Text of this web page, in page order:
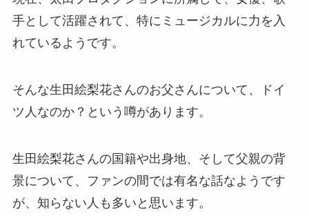
手として活躍されて、特にミュージカルに力を入
れているようです。
そんな生田絵梨花さんのお父さんについて、ドイ
ツ人なのか？という噂があります。
生田絵梨花さんの国籍や出身地、そして父親の背
景について、ファンの間では有名な話なようです
が、知らない人も多いと思います。